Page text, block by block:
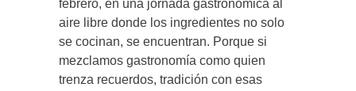
febrero, en una jornada gastronómica al
aire libre donde los ingredientes no solo
se cocinan, se encuentran. Porque si
mezclamos gastronomía como quien
trenza recuerdos, tradición con esas